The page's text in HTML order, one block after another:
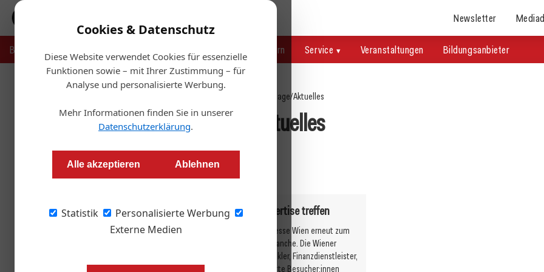
Cookies & Datenschutz
Diese Website verwendet Cookies für essenzielle
Funktionen sowie – mit Ihrer Zustimmung – für
Analyse und personalisierte Werbung.
Mehr Informationen finden Sie in unserer
Datenschutzerklärung.
Alle akzeptieren Ablehnen
Statistik
Personalisierte Werbung
Externe Medien
Newsletter
Bauträger Recht & Steuern Service Veranstaltungen Bildungsanbieter
Homepage/Aktuelles
Aktuelles
Regulierung auf Kosten der Branche
28. Mai 2026
Franchise Awards 2026: ÖFV zeichnet
Systeme und Partner aus
Wo Wohnträume auf Immobilienexpertise treffen
Am 13. und 14. März 2027 wird die VIECON Messe Wien erneut zum
Treffpunkt der österreichischen Immobilienbranche. Die Wiener
Immobilien Messe (WIM) bringt Bauträger, Makler, Finanzdienstleister,
Investoren und mehr als 5.000 kaufinteressierte Besucher:innen